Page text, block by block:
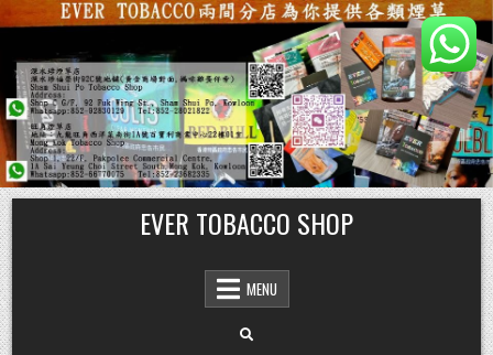
Skip
to
content
EVER TOBACCO SHOP
MENU